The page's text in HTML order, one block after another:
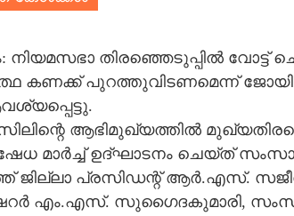
​നി​യ​മ​സ​ഭാ​ ​തി​ര​ഞ്ഞെ​ടു​പ്പിൽ ​വോ​ട്ട്
​ക​ണ​ക്ക് ​പു​റ​ത്തു​വി​ട​ണ​മെ​ന്ന്
​ആ​ഭി​മു​ഖ്യ​ത്തി​ൽ​
​മാ​ർ​ച്ച് ​ഉ​ദ്ഘാ​ട​നം​ ​ചെ​യ്ത്
​ജി​ല്ലാ​ ​പ്ര​സി​ഡ​ന്റ് ​ആ​ർ.​എ​സ്.​
​എം.​എ​സ്.​ ​സു​ഗൈ​ദ​കു​മാ​രി,​